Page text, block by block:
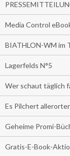
Media Control
BIATHLON-WM im
Lagerfelds N°5
Wer schaut täglich
Es Pilchert
Geheime Promi-
Gratis-E-Book-